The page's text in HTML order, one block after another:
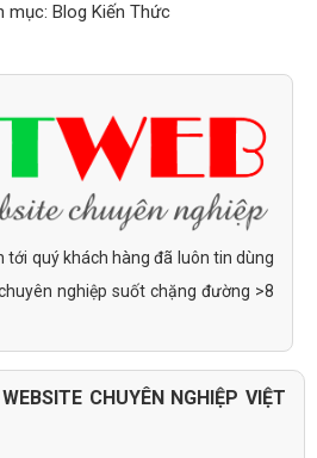
mục: Blog Kiến Thức
tới quý khách hàng đã luôn tin dùng
nghiệp suốt chặng đường >8
CHUYÊN NGHIỆP VIỆT